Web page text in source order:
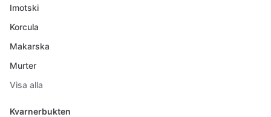
Imotski
Korcula
Makarska
Murter
Visa alla
Kvarnerbukten